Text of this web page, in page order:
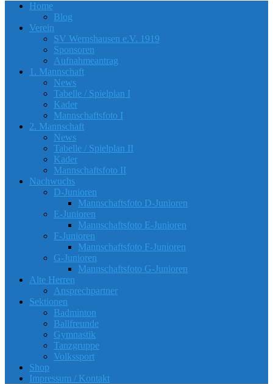
Home
Blog
Verein
SV Wernshausen e.V. 1919
Sponsoren
Aufnahmeantrag
1. Mannschaft
News
Tabelle / Spielplan I
Kader
Mannschaftsfoto I
2. Mannschaft
News
Tabelle / Spielplan II
Kader
Mannschaftsfoto II
Nachwuchs
D-Junioren
Mannschaftsfoto D-Junioren
E-Junioren
Mannschaftsfoto E-Junioren
F-Junioren
Mannschaftsfoto F-Junioren
G-Junioren
Mannschaftsfoto G-Junioren
Alte Herren
Ansprechpartner
Sektionen
Badminton
Ballfreunde
Gymnastik
Tanzgruppe
Volkssport
Shop
Impressum / Kontakt